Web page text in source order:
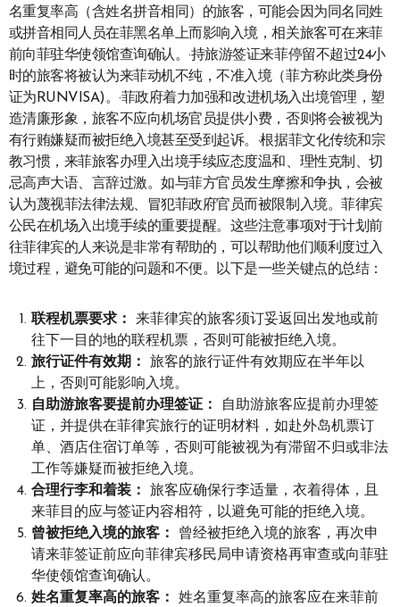
名重复率高（含姓名拼音相同）的旅客，可能会因为同名同姓
或拼音相同人员在菲黑名单上而影响入境，相关旅客可在来菲
前向菲驻华使领馆查询确认。·持旅游签证来菲停留不超过24小
时的旅客将被认为来菲动机不纯，不准入境（菲方称此类身份
证为RUNVISA)。·菲政府着力加强和改进机场入出境管理，塑
造清廉形象，旅客不应向机场官员提供小费，否则将会被视为
有行贿嫌疑而被拒绝入境甚至受到起诉。·根据菲文化传统和宗
教习惯，来菲旅客办理入出境手续应态度温和、理性克制、切
忌高声大语、言辞过激。如与菲方官员发生摩擦和争执，会被
认为蔑视菲法律法规、冒犯菲政府官员而被限制入境。菲律宾
公民在机场入出境手续的重要提醒。这些注意事项对于计划前
往菲律宾的人来说是非常有帮助的，可以帮助他们顺利度过入
境过程，避免可能的问题和不便。以下是一些关键点的总结：
联程机票要求：
来菲律宾的旅客须订妥返回出发地或前
往下一目的地的联程机票，否则可能被拒绝入境。
旅行证件有效期：
旅客的旅行证件有效期应在半年以
上，否则可能影响入境。
自助游旅客要提前办理签证：
自助游旅客应提前办理签
证，并提供在菲律宾旅行的证明材料，如赴外岛机票订
单、酒店住宿订单等，否则可能被视为有滞留不归或非法
工作等嫌疑而被拒绝入境。
合理行李和着装：
旅客应确保行李适量，衣着得体，且
来菲目的应与签证内容相符，以避免可能的拒绝入境。
曾被拒绝入境的旅客：
曾经被拒绝入境的旅客，再次申
请来菲签证前应向菲律宾移民局申请资格再审查或向菲驻
华使领馆查询确认。
姓名重复率高的旅客：
姓名重复率高的旅客应在来菲前